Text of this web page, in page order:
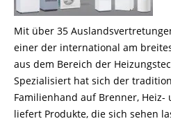
Mit über 35
einer der international am
aus dem Bereich der
Spezialisiert hat sich der
Familienhand auf Brenner, Heiz-
liefert Produkte, die sich sehen